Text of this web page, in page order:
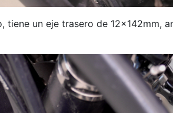
un eje trasero de 12x142mm,